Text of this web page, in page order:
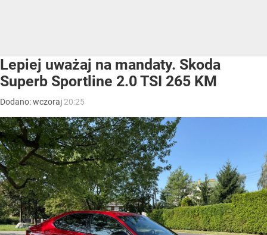
Lepiej uważaj na mandaty. Skoda
Superb Sportline 2.0 TSI 265 KM
Dodano:wczoraj 20:25